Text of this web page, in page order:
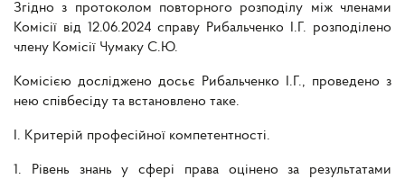
Згідно з протоколом повторного розподілу між членами
Комісії від 12.06.2024 справу Рибальченко І.Г. розподілено
члену Комісії Чумаку С.Ю.
Комісією досліджено досьє Рибальченко І.Г., проведено з
нею співбесіду та встановлено таке.
І. Критерій професійної компетентності.
1. Рівень знань у сфері права оцінено за результатами